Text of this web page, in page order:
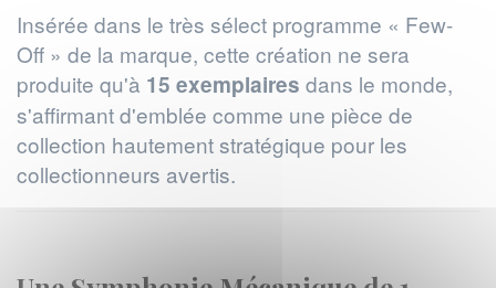
Insérée dans le très sélect programme « Few-
Off » de la marque, cette création ne sera
produite qu'à 15 exemplaires dans le monde,
s'affirmant d'emblée comme une pièce de
collection hautement stratégique pour les
collectionneurs avertis.